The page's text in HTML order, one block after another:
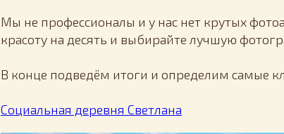
Мы не профессионалы и у нас нет крутых
красоту на десять и выбирайте лучшую
В конце подведём итоги и определим самые
Социальная деревня Светлана